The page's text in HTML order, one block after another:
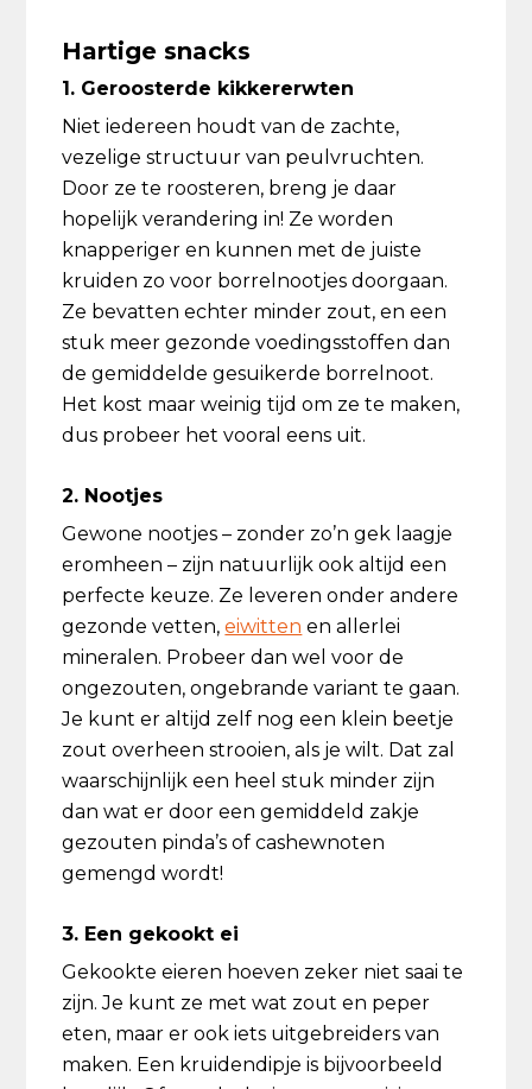
Hartige snacks
1. Geroosterde kikkererwten
Niet iedereen houdt van de zachte,
vezelige structuur van peulvruchten.
Door ze te roosteren, breng je daar
hopelijk verandering in! Ze worden
knapperiger en kunnen met de juiste
kruiden zo voor borrelnootjes doorgaan.
Ze bevatten echter minder zout, en een
stuk meer gezonde voedingsstoffen dan
de gemiddelde gesuikerde borrelnoot.
Het kost maar weinig tijd om ze te maken,
dus probeer het vooral eens uit.
2. Nootjes
Gewone nootjes – zonder zo’n gek laagje
eromheen – zijn natuurlijk ook altijd een
perfecte keuze. Ze leveren onder andere
gezonde vetten,eiwitten en allerlei
mineralen. Probeer dan wel voor de
ongezouten, ongebrande variant te gaan.
Je kunt er altijd zelf nog een klein beetje
zout overheen strooien, als je wilt. Dat zal
waarschijnlijk een heel stuk minder zijn
dan wat er door een gemiddeld zakje
gezouten pinda’s of cashewnoten
gemengd wordt!
3. Een gekookt ei
Gekookte eieren hoeven zeker niet saai te
zijn. Je kunt ze met wat zout en peper
eten, maar er ook iets uitgebreiders van
maken. Een kruidendipje is bijvoorbeeld